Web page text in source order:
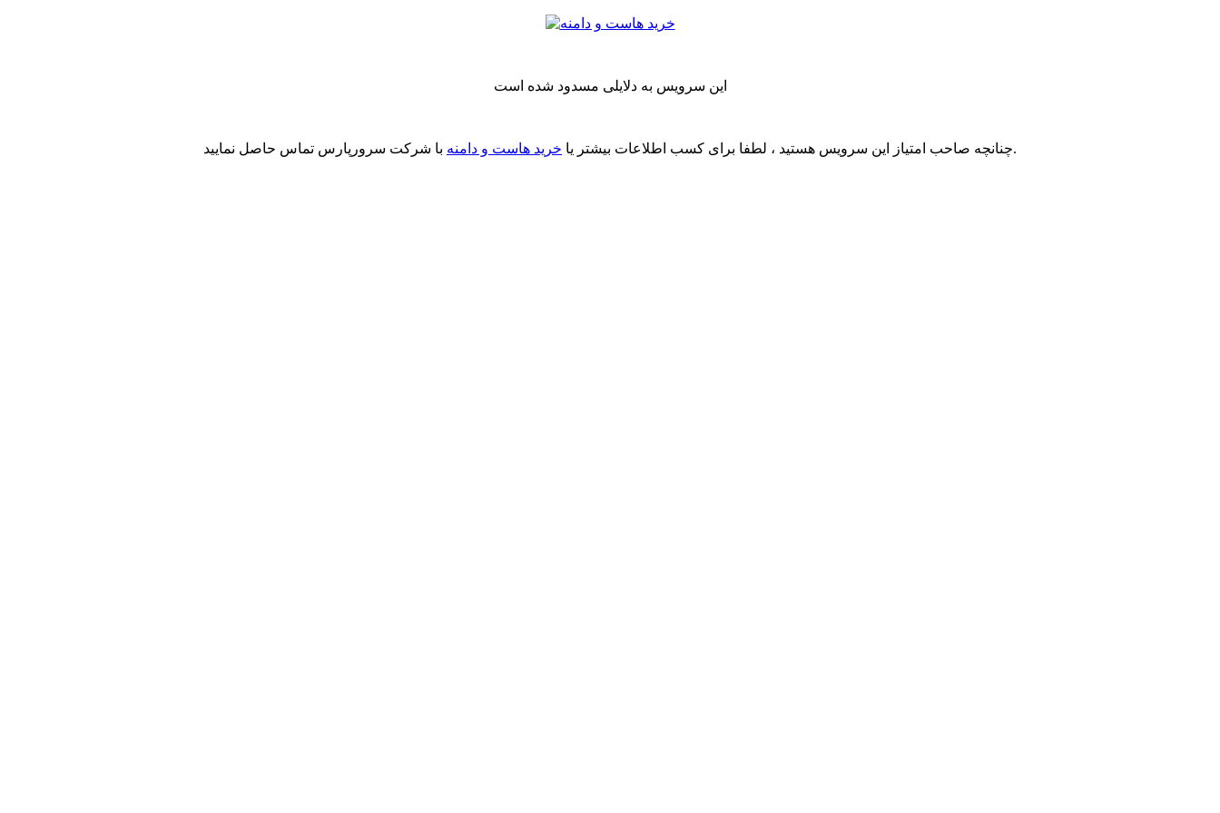
این سرویس به دلایلی مسدود شده است
چنانچه صاحب امتیاز این سرویس هستید ، لطفا برای کسب اطلاعات بیشتر یا خرید هاست و دامنه با شرکت سرورپارس تماس حاصل نمایید.